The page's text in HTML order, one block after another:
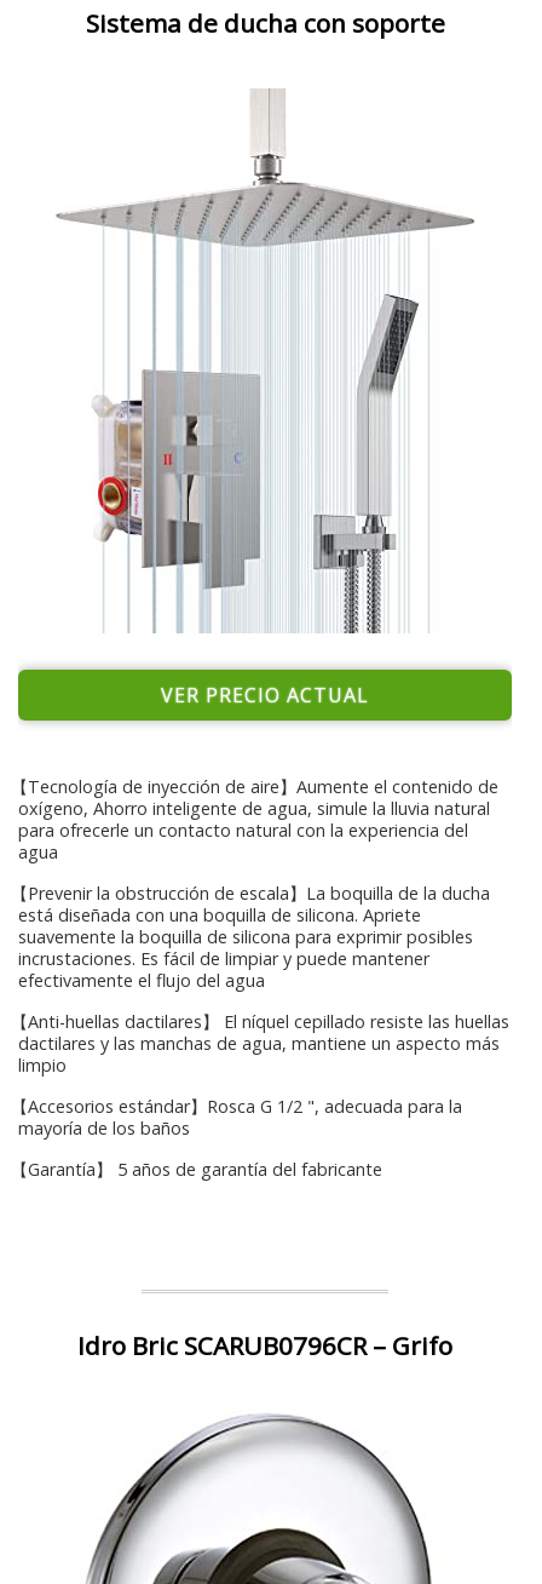
Sistema de ducha con soporte
VER PRECIO ACTUAL
【Tecnología de inyección de aire】Aumente el contenido de
oxígeno, Ahorro inteligente de agua, simule la lluvia natural
para ofrecerle un contacto natural con la experiencia del
agua
【Prevenir la obstrucción de escala】La boquilla de la ducha
está diseñada con una boquilla de silicona. Apriete
suavemente la boquilla de silicona para exprimir posibles
incrustaciones. Es fácil de limpiar y puede mantener
efectivamente el flujo del agua
【Anti-huellas dactilares】 El níquel cepillado resiste las huellas
dactilares y las manchas de agua, mantiene un aspecto más
limpio
【Accesorios estándar】Rosca G 1/2 ", adecuada para la
mayoría de los baños
【Garantía】 5 años de garantía del fabricante
Idro Bric SCARUB0796CR – Grifo